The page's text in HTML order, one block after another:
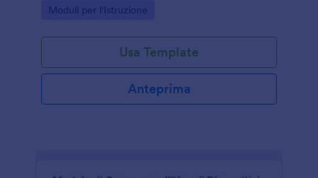
durante l’anno.
Go to Category:
Moduli per l'Istruzione
Usa Template
Anteprima